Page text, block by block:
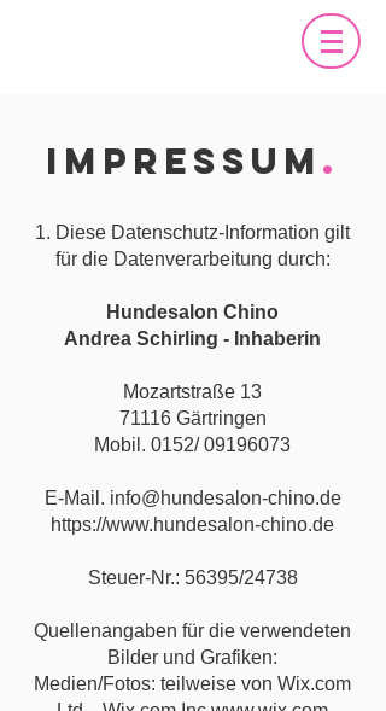
IMPRESSUM .
1. Diese Datenschutz-Information gilt
für die Datenverarbeitung durch:
Hundesalon Chino
Andrea Schirling - Inhaberin
Mozartstraße 13
71116 Gärtringen
Mobil. 0152/ 09196073
E-Mail. info@hundesalon-chino.de
https://www.hundesalon-chino.de
Steuer-Nr.: 56395/24738
Quellenangaben für die verwendeten
Bilder und Grafiken:
Medien/Fotos: teilweise von Wix.com